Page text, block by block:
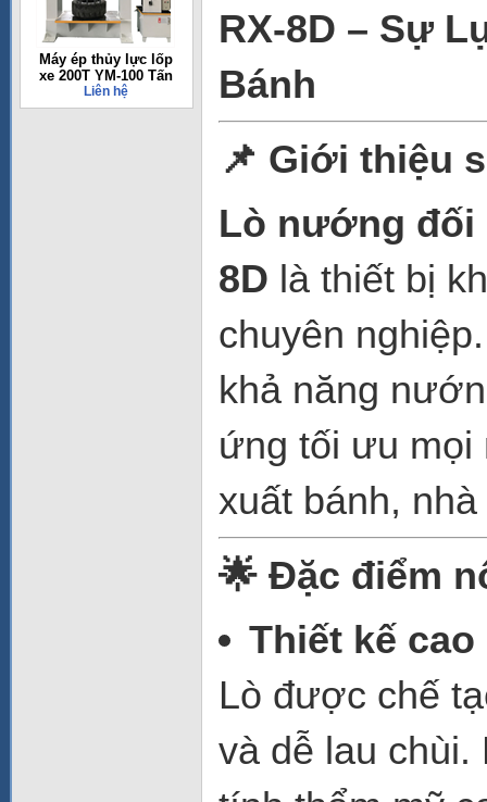
Máy ép thủy lực lốp
xe 200T YM-100 Tấn
Liên hệ
RX-8D – Sự
Bánh
📌 Giới thiệu
Lò nướng đối
8D là thiết bị
chuyên
khả năng
ứng tối ưu mọi
xuất bánh,
🌟 Đặc điểm
Thiết kế
Lò được chế
và dễ lau chùi.